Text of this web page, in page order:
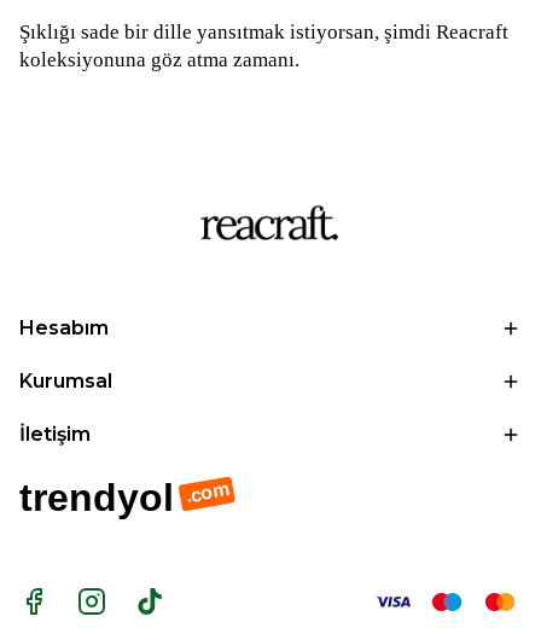
Şıklığı sade bir dille yansıtmak istiyorsan, şimdi Reacraft
koleksiyonuna göz atma zamanı.
Hesabım
Kurumsal
İletişim
trendyol .com